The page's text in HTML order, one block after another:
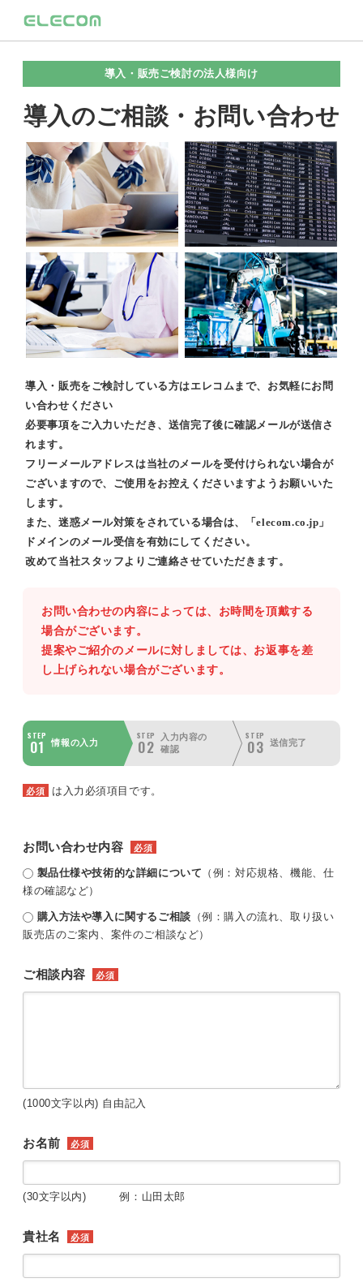
導入・販売ご検討の法人様向け
導入のご相談・お問い合わせ
導入・販売をご検討している方はエレコムまで、お気軽にお問
い合わせください
必要事項をご入力いただき、送信完了後に確認メールが送信さ
れます。
フリーメールアドレスは当社のメールを受付けられない場合が
ございますので、ご使用をお控えくださいますようお願いいた
します。
また、迷惑メール対策をされている場合は、「elecom.co.jp」
ドメインのメール受信を有効にしてください。
改めて当社スタッフよりご連絡させていただきます。
お問い合わせの内容によっては、お時間を頂戴する
場合がございます。
提案やご紹介のメールに対しましては、お返事を差
し上げられない場合がございます。
STEP
01 情報の入力
STEP
02
入力内容の
確認
STEP
03 送信完了
必須 は入力必須項目です。
お問い合わせ内容 必須
製品仕様や技術的な詳細について （例：対応規格、機能、仕
様の確認など）
購入方法や導入に関するご相談 （例：購入の流れ、取り扱い
販売店のご案内、案件のご相談など）
ご相談内容 必須
(1000文字以内) 自由記入
お名前 必須
(30文字以内) 例：山田太郎
貴社名 必須